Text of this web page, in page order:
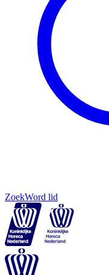
ZoekWord lid